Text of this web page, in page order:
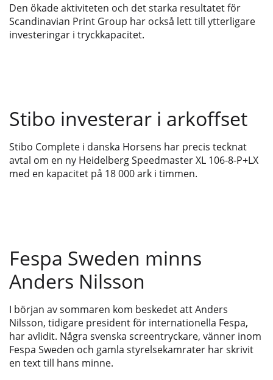
Den ökade aktiviteten och det starka resultatet för
Scandinavian Print Group har också lett till ytterligare
investeringar i tryckkapacitet.
Stibo investerar i arkoffset
Stibo Complete i danska Horsens har precis tecknat
avtal om en ny Heidelberg Speedmaster XL 106-8-P+LX
med en kapacitet på 18 000 ark i timmen.
Fespa Sweden minns
Anders Nilsson
I början av sommaren kom beskedet att Anders
Nilsson, tidigare president för internationella Fespa,
har avlidit. Några svenska screentryckare, vänner inom
Fespa Sweden och gamla styrelsekamrater har skrivit
en text till hans minne.